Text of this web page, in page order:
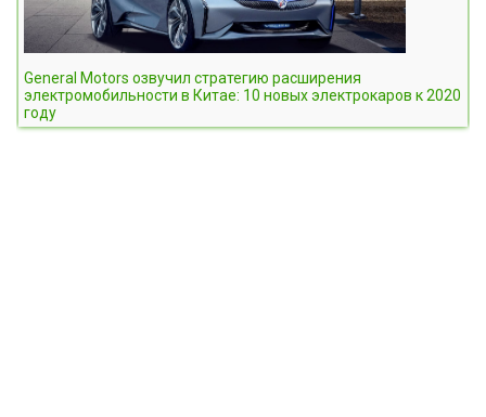
General Motors озвучил стратегию расширения
электромобильности в Китае: 10 новых электрокаров к 2020
году